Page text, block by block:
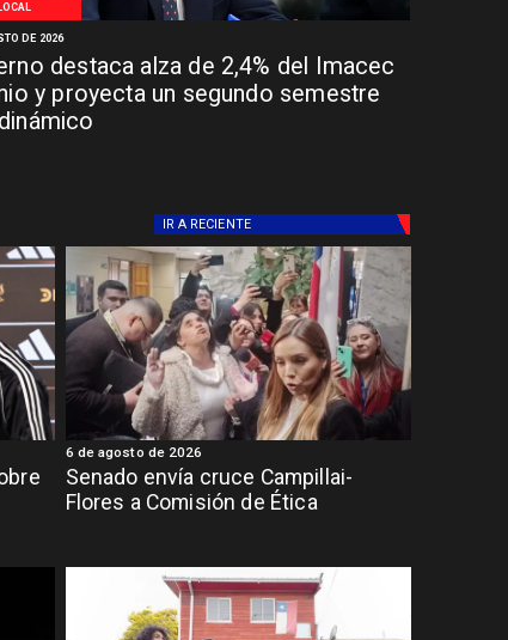
LOCAL
destaca alza de 2,4% del Imacec
y proyecta un segundo semestre
DE 2026
IR A RECIENTE
Senado envía cruce Campillai-
Flores a Comisión de Ética
6 de agosto de 2026